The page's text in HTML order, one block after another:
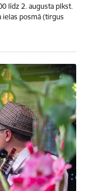
līdz 2. augusta plkst.
posmā (tirgus